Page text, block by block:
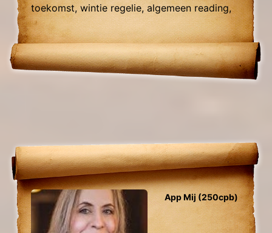
toekomst, wintie regelie, algemeen reading,
fotolezen.
App Mij (250cpb)